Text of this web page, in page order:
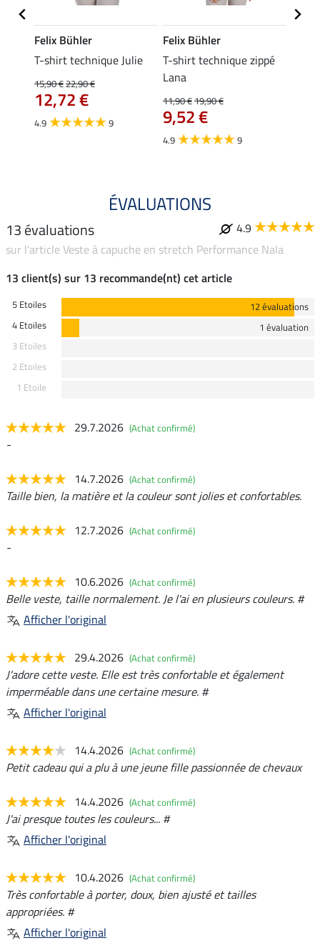
Felix Bühler
T-shirt technique Julie
15,90 €22,90 €
12,72 €
4.9 9
Felix Bühler
T-shirt technique zippé
Lana
11,90 €19,90 €
9,52 €
4.9 9
ÉVALUATIONS
13 évaluations
4.9
sur l'article Veste à capuche en stretch Performance Nala
13 client(s) sur 13 recommande(nt) cet article
5 Etoiles
12 évaluations
4 Etoiles
1 évaluation
3 Etoiles
2 Etoiles
1 Etoile
29.7.2026 (Achat confirmé)
-
14.7.2026 (Achat confirmé)
Taille bien, la matière et la couleur sont jolies et confortables.
12.7.2026 (Achat confirmé)
-
10.6.2026 (Achat confirmé)
Belle veste, taille normalement. Je l'ai en plusieurs couleurs. #
Afficher l'original
29.4.2026 (Achat confirmé)
J'adore cette veste. Elle est très confortable et également
imperméable dans une certaine mesure. #
Afficher l'original
14.4.2026 (Achat confirmé)
Petit cadeau qui a plu à une jeune fille passionnée de chevaux
14.4.2026 (Achat confirmé)
J'ai presque toutes les couleurs... #
Afficher l'original
10.4.2026 (Achat confirmé)
Très confortable à porter, doux, bien ajusté et tailles
appropriées. #
Afficher l'original